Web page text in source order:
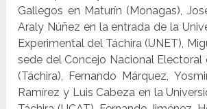
Gallegos en Maturín (Monagas),
Araly Núñez en la entrada de la
Experimental del Táchira (UNET),
sede del Concejo Nacional Electoral
(Táchira), Fernando Márquez,
Ramírez y Luis Cabeza en la